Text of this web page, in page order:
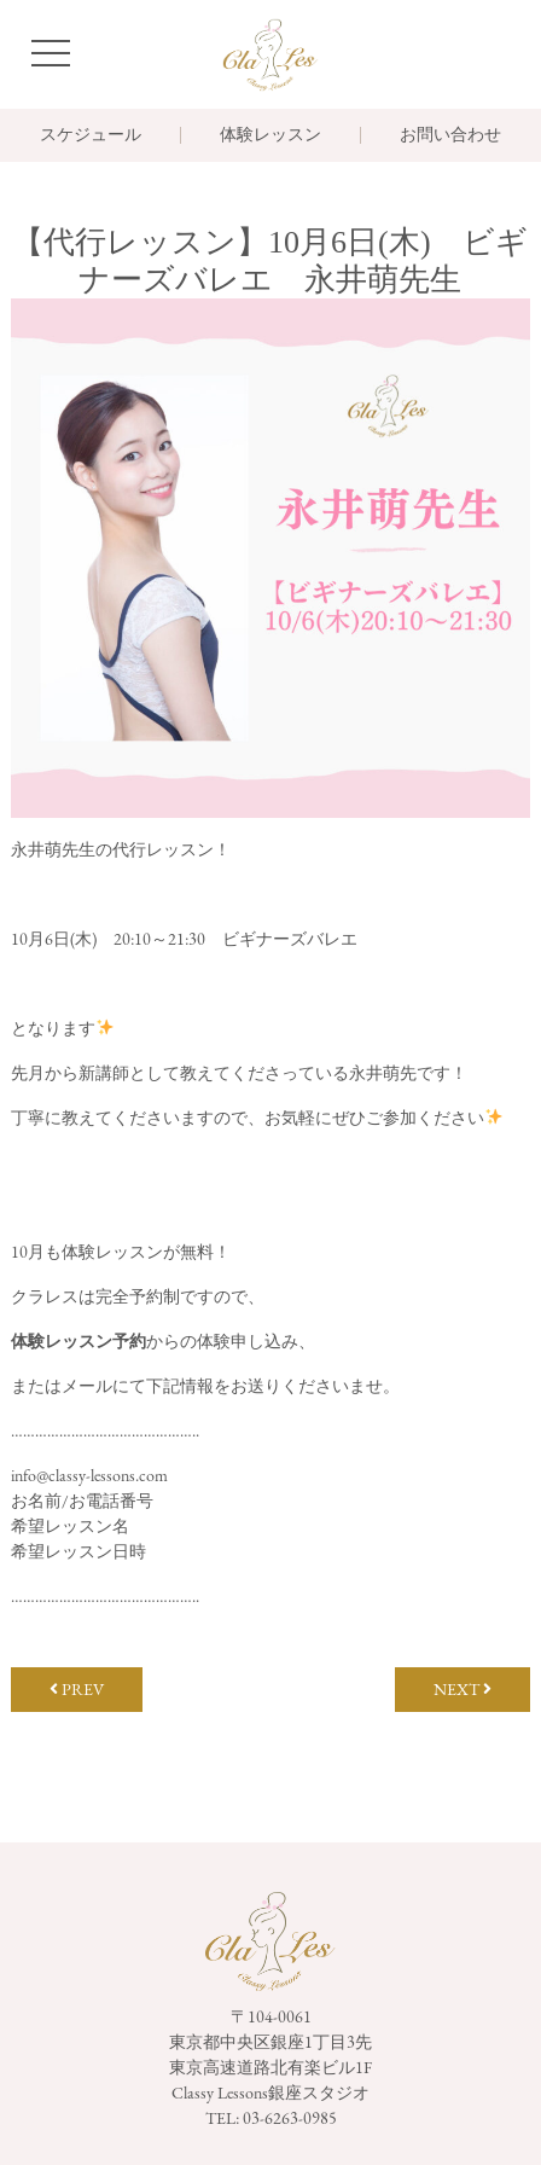
navigation
スケジュール 体験レッスン お問い合わせ
【代行レッスン】10月6日(木) ビギ
ナーズバレエ 永井萌先生
永井萌先生の代行レッスン！
10月6日(木) 20:10～21:30 ビギナーズバレエ
となります
先月から新講師として教えてくださっている永井萌先です！
丁寧に教えてくださいますので、お気軽にぜひご参加ください
10月も体験レッスンが無料！
クラレスは完全予約制ですので、
体験レッスン予約からの体験申し込み、
またはメールにて下記情報をお送りくださいませ。
………………………………………..
info@classy-lessons.com
お名前/お電話番号
希望レッスン名
希望レッスン日時
………………………………………..
PREV NEXT
〒104-0061
東京都中央区銀座1丁目3先
東京高速道路北有楽ビル1F
Classy Lessons銀座スタジオ
TEL:03-6263-0985